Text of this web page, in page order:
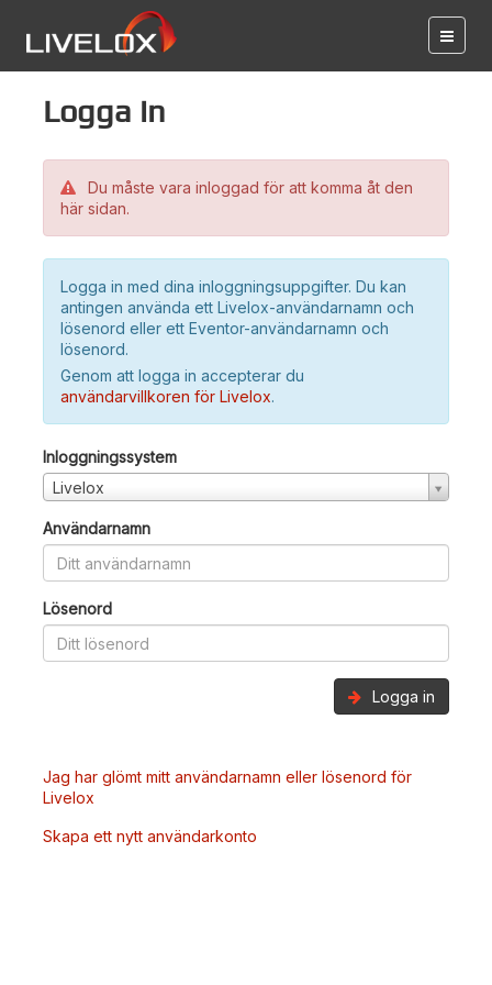
Logga in
Du måste vara inloggad för att komma åt den
här sidan.
Logga in med dina inloggningsuppgifter. Du kan
antingen använda ett Livelox-användarnamn och
lösenord eller ett Eventor-användarnamn och
lösenord.
Genom att logga in accepterar du
användarvillkoren för Livelox.
Inloggningssystem
Livelox
Användarnamn
Lösenord
Logga in
Jag har glömt mitt användarnamn eller lösenord för
Livelox
Skapa ett nytt användarkonto